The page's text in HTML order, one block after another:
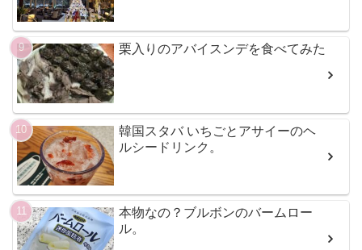
栗入りのアバイスンデを食べてみた
韓国スタバ いちごとアサイーのヘ
ルシードリンク。
本物なの？ブルボンのバームロー
ル。